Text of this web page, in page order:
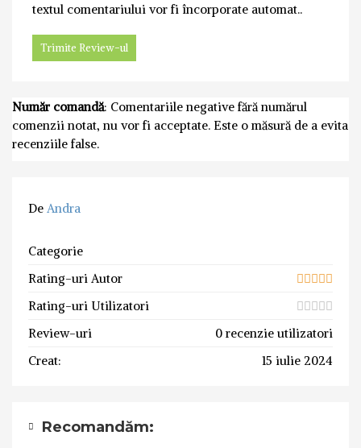
textul comentariului vor fi încorporate automat..
Număr comandă: Comentariile negative fără numărul
comenzii notat, nu vor fi acceptate. Este o măsură de a evita
recenziile false.
De Andra
Categorie
Rating-uri Autor
Rating-uri Utilizatori
Review-uri
0 recenzie utilizatori
Creat:
15 iulie 2024
Recomandăm: